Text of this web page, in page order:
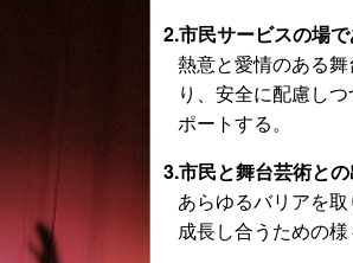
2.市民サービスの場で
熱意と愛情のある
り、安全に配慮し
ポートする。
3.市民と舞台芸術との
あらゆるバリアを
成長し合うための様